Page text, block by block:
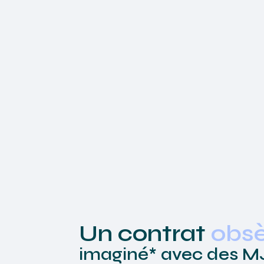
Un contrat
imaginé* avec des